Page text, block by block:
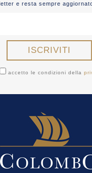
e resta sempre
accetto le condizioni della